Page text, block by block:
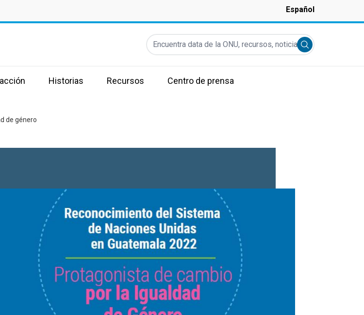
Español
Encuentra data de la ONU, recursos, noticias y más...
Submit search
Historias Recursos Centro de prensa
de género